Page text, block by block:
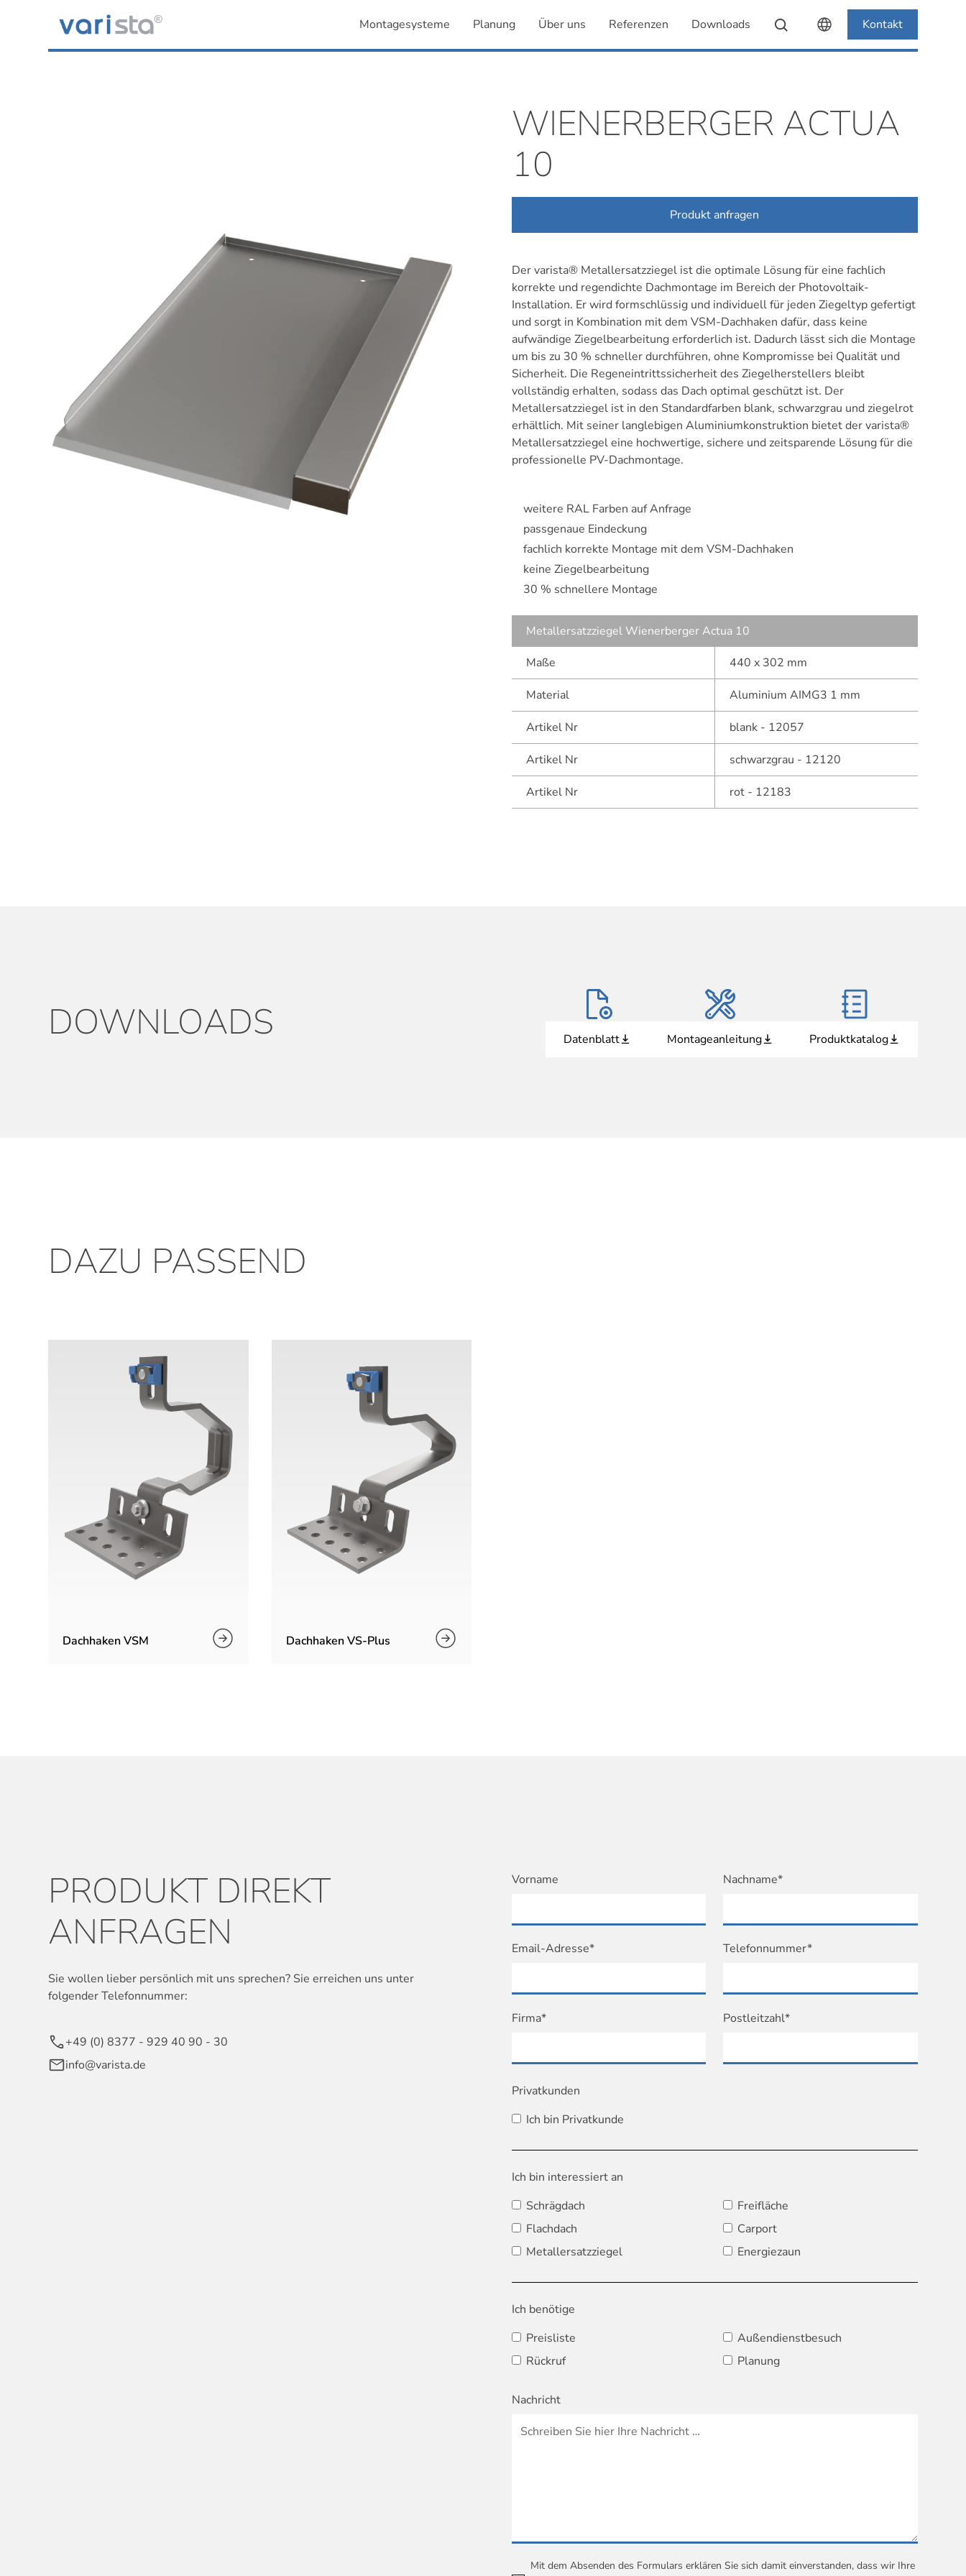
Montagesysteme Planung Über uns Referenzen Downloads Kontakt
WIENERBERGER ACTUA
10
Produkt anfragen
Der varista® Metallersatzziegel ist die optimale Lösung für eine fachlich
korrekte und regendichte Dachmontage im Bereich der Photovoltaik-
Installation. Er wird formschlüssig und individuell für jeden Ziegeltyp gefertigt
und sorgt in Kombination mit dem VSM-Dachhaken dafür, dass keine
aufwändige Ziegelbearbeitung erforderlich ist. Dadurch lässt sich die Montage
um bis zu 30 % schneller durchführen, ohne Kompromisse bei Qualität und
Sicherheit. Die Regeneintrittssicherheit des Ziegelherstellers bleibt
vollständig erhalten, sodass das Dach optimal geschützt ist. Der
Metallersatzziegel ist in den Standardfarben blank, schwarzgrau und ziegelrot
erhältlich. Mit seiner langlebigen Aluminiumkonstruktion bietet der varista®
Metallersatzziegel eine hochwertige, sichere und zeitsparende Lösung für die
professionelle PV-Dachmontage.
weitere RAL Farben auf Anfrage
passgenaue Eindeckung
fachlich korrekte Montage mit dem VSM-Dachhaken
keine Ziegelbearbeitung
30 % schnellere Montage
Metallersatzziegel Wienerberger Actua 10
Maße
440 x 302 mm
Material Aluminium AIMG3 1 mm
Artikel Nr blank - 12057
Artikel Nr schwarzgrau - 12120
Artikel Nr rot - 12183
DOWNLOADS Datenblatt Montageanleitung Produktkatalog
DAZU PASSEND
Dachhaken VSM Dachhaken VS-Plus
PRODUKT DIREKT
ANFRAGEN
Sie wollen lieber persönlich mit uns sprechen? Sie erreichen uns unter
folgender Telefonnummer:
+49 (0) 8377 - 929 40 90 - 30
info@varista.de
Vorname Nachname*
Email-Adresse* Telefonnummer*
Firma* Postleitzahl*
Privatkunden
Ich bin Privatkunde
Ich bin interessiert an
Schrägdach
Freifläche
Flachdach
Carport
Metallersatzziegel
Energiezaun
Ich benötige
Preisliste
Außendienstbesuch
Rückruf
Planung
Nachricht
Mit dem Absenden des Formulars erklären Sie sich damit einverstanden, dass wir Ihre